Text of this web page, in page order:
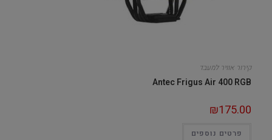
קירור אוויר למעבד
Antec Frigus Air 400 RGB
₪175.00
פרטים נוספים